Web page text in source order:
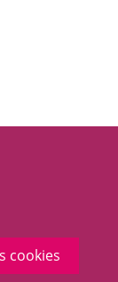
cookies